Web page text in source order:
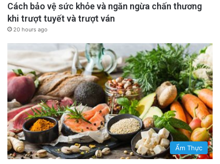
Cách bảo vệ sức khỏe và ngăn ngừa chấn thương
khi trượt tuyết và trượt ván
20 hours ago
Ẩm Thực